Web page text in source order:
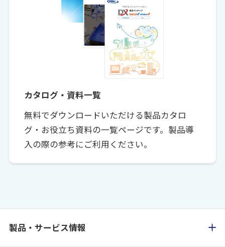
カタログ・資料一覧
無料でダウンロードいただける製品カタロ
グ・お役立ち資料の一覧ページです。製品導
入の際の参考にご利用ください。
製品・サービス情報